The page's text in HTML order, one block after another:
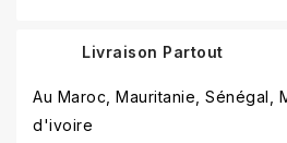
Livraison Partout
Au Maroc, Mauritanie, Sénégal,
d'ivoire